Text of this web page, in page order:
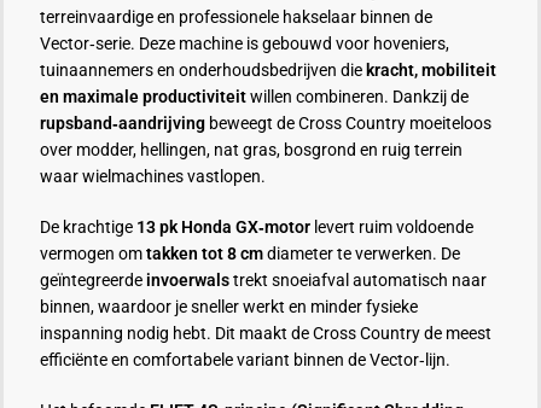
terreinvaardige en professionele hakselaar binnen de
Vector‑serie. Deze machine is gebouwd voor hoveniers,
tuinaannemers en onderhoudsbedrijven die kracht, mobiliteit
en maximale productiviteitwillen combineren. Dankzij de
rupsband‑aandrijving beweegt de Cross Country moeiteloos
over modder, hellingen, nat gras, bosgrond en ruig terrein
waar wielmachines vastlopen.
De krachtige 13 pk Honda GX‑motor levert ruim voldoende
vermogen omtakken tot 8 cmdiameter te verwerken. De
geïntegreerdeinvoerwalstrekt snoeiafval automatisch naar
binnen, waardoor je sneller werkt en minder fysieke
inspanning nodig hebt. Dit maakt de Cross Country de meest
efficiënte en comfortabele variant binnen de Vector‑lijn.